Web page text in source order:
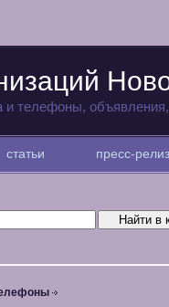
и телефоны,
статьи пресс-